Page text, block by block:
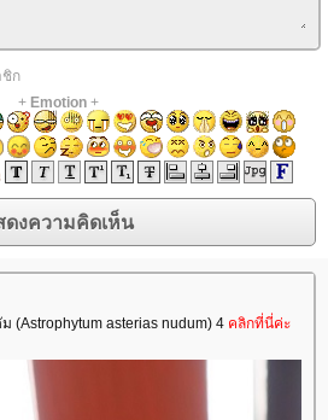
ชิก
+ Emotion+
(Astrophytum asterias nudum) 4 คลิกที่นี่ค่ะ